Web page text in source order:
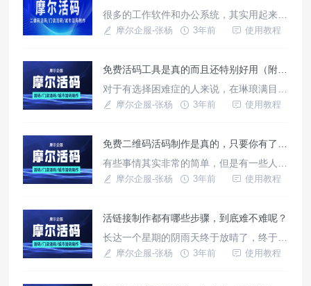
个月。活码的制作软件确实有非常多，但是
很多人都挑选了摩尔企服的摩尔活码，因为
符合他们的真正需求。
很多的工作软件和办公系统，其实用起来还
不如腾讯的微信方便，特别是微信群，现在
令人难受，不过现在有一个微信活码，有了
它就可以不受人数的限制，非常的顺手，尤
其是摩尔企服的摩尔活码，更是非常的好
用。
摩尔企服-张杨 3年前 使用教程
对于有选择困难症的人来说，在琳琅满目的
选择中挑选出来一个适合自己的东西真的是
具的时候，虽然也有很多选项，但是我没有
任何的纠结和犹豫，一眼就选中了摩尔企服
的摩尔活码，你们知道为什么吗？
摩尔企服-张杨 3年前 使用教程
有些事情其实非常的简单，但是有一些人就
非要把它搞得非常的复杂，为什么呢，就是
越复杂越没有人使用了，就比如二维码活码
的制作，摩尔企服的摩尔活码就信奉简介的
原则，坚持简化活码的制作过程，被很多大
企业所接受。
摩尔企服-张杨 3年前 使用教程
活链接制作都有哪些步骤，到底难不难呢？
长达一个星期的阴雨天终于放晴了，终于是
可以走出去晒晒太阳，呼吸新鲜的空气了。
摩尔企服-张杨 3年前 使用教程